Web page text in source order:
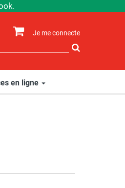
Je me connecte
sur
site
en ligne